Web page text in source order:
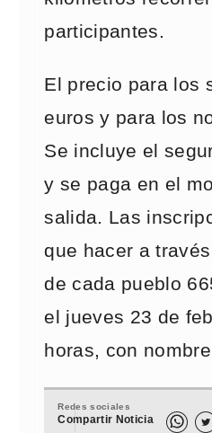
participantes.
El precio para los
euros y para los
Se incluye el
y se paga en el
salida. Las
que hacer a
de cada pueblo
el jueves 23 de
horas, con
Redes sociales
Compartir Noticia 